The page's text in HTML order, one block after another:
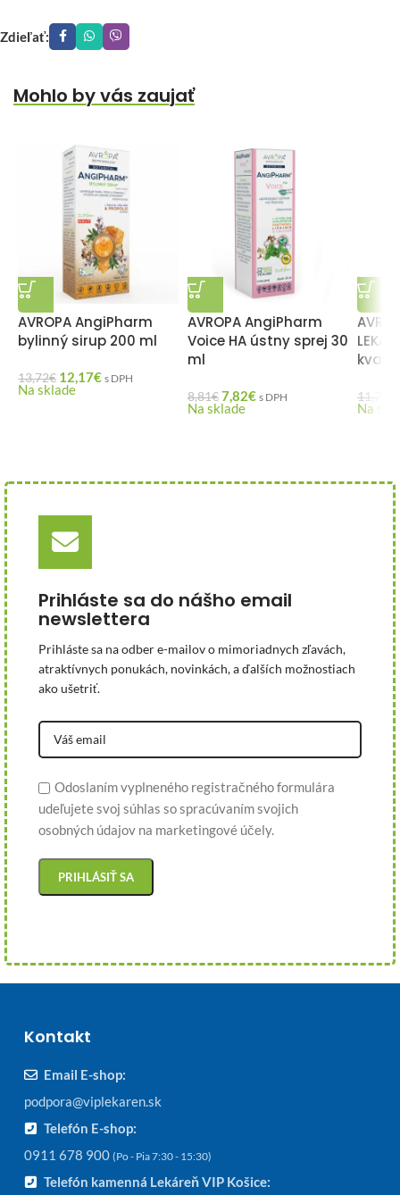
Zdieľať:
Mohlo by vás zaujať
AVROPA AngiPharm
bylinný sirup 200 ml
13,72€ 12,17€ s DPH
Na sklade
AVROPA AngiPharm
Voice HA ústny sprej 30
ml
8,81€7,82€ s DPH
Na sklade
11,75
Na
Prihláste sa do nášho email
newslettera
Prihláste sa na odber e-mailov o mimoriadnych zľavách,
atraktívnych ponukách, novinkách, a ďalších možnostiach
ako ušetriť.
Odoslaním vyplneného registračného formulára
udeľujete svoj súhlas so spracúvaním svojich
osobných údajov na marketingové účely.
Kontakt
Email E-shop:
podpora@viplekaren.sk
Telefón E-shop:
0911 678 900 (Po - Pia 7:30 - 15:30)
Telefón kamenná Lekáreň VIP Košice: